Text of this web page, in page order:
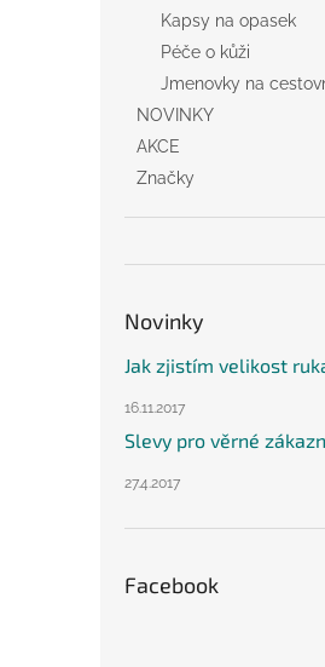
Kapsy na opasek
Péče o kůži
Jmenovky na
NOVINKY
AKCE
Značky
Novinky
Jak zjistím velikost
16.11.2017
Slevy pro věrné
27.4.2017
Facebook